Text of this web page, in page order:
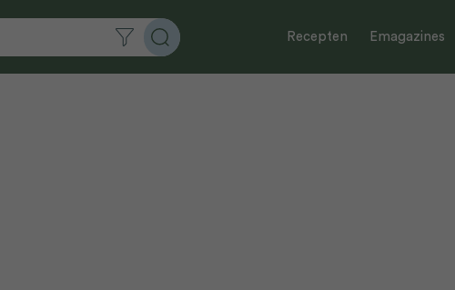
Recepten Emagazines